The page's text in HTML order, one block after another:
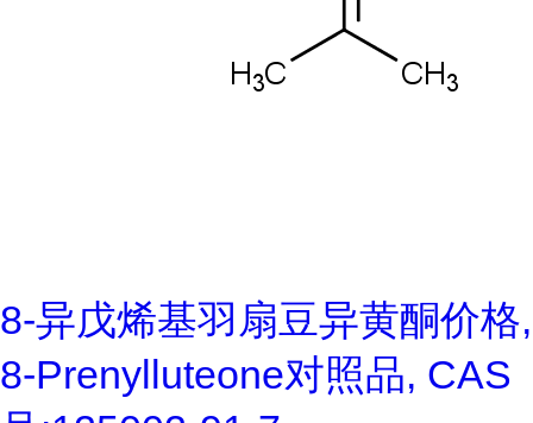
8-异戊烯基羽扇豆异黄酮价格,
8-Prenylluteone对照品, CAS